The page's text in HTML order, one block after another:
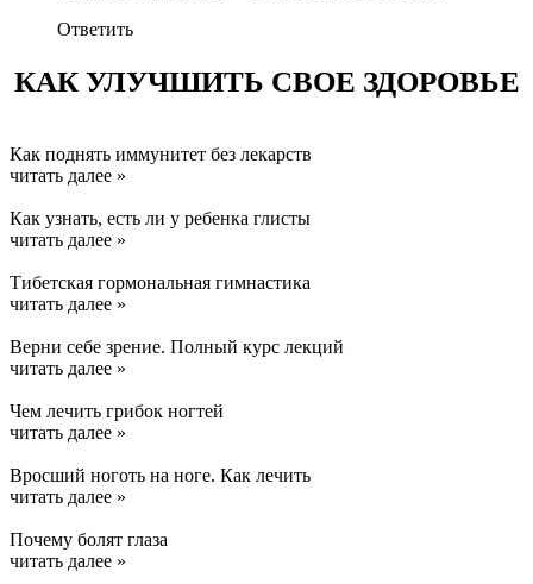
Ответить
КАК УЛУЧШИТЬ СВОЕ ЗДОРОВЬЕ
Как поднять иммунитет без лекарств
читать далее »
Как узнать, есть ли у ребенка глисты
читать далее »
Тибетская гормональная гимнастика
читать далее »
Верни себе зрение. Полный курс лекций
читать далее »
Чем лечить грибок ногтей
читать далее »
Вросший ноготь на ноге. Как лечить
читать далее »
Почему болят глаза
читать далее »